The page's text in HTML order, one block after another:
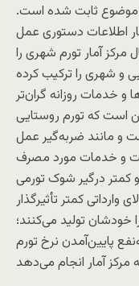
موضوع ثابت شده است.
اطلاعات دستوری عمل
مرکز آمار تورم شهری را
و شهری را ترکیب کرده
و خدمات روزانه‌ گران‌تر
است که تورم روستایی
و مانند ضربه‌گیر عمل
و خدمات مورد مصرف
کمتر درگیر شوک تورمی
وارداتی کمتر تأثیرگذار
خودشان تولید می‌کنند؛
پایین‌آمدن نرخ تورم